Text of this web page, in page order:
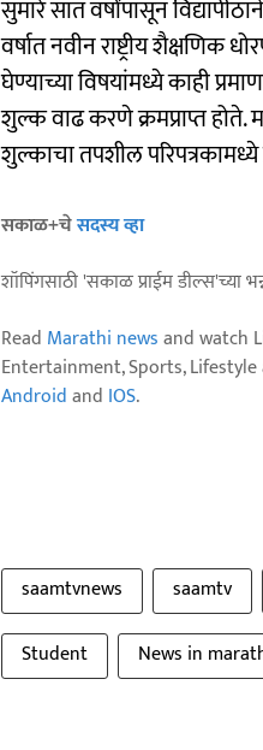
सुमारे सात वर्षांपासून
वर्षात नवीन राष्ट्रीय शैक्षणिक
घेण्याच्या विषयांमध्ये काही
शुल्क वाढ करणे क्रमप्राप्त होते.
शुल्काचा तपशील
सकाळ+चेसदस्य व्हा
शॉपिंगसाठी 'सकाळ प्राईम डील्स'च्या
Read Marathi newsand watch
Entertainment, Sports, Lifestyle
Androidand IOS.
saamtvnews saamtv
Student
News in